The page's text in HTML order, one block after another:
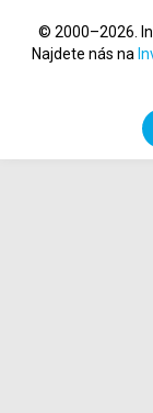
© 2000–2026.
Najdete nás na